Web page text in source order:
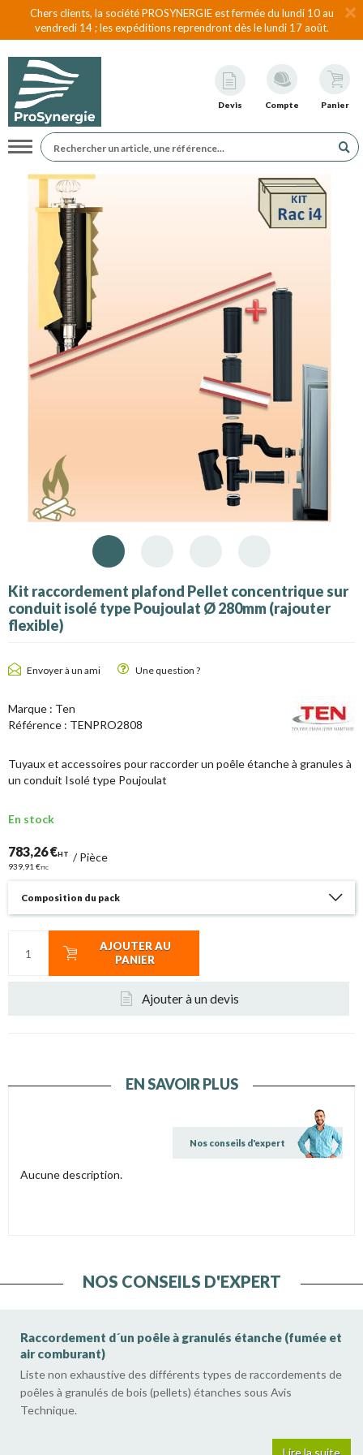
Chers clients, la société PROSYNERGIE est fermée du lundi 10 au
vendredi 14 ; les expéditions reprendront dès le lundi 17 août.
Devis Compte Panier
Navigation
Kit raccordement plafond Pellet concentrique sur
conduit isolé type Poujoulat Ø 280mm (rajouter
flexible)
Envoyer à un ami Une question ?
Marque : Ten
Référence : TENPRO2808
Tuyaux et accessoires pour raccorder un poêle étanche à granules à
un conduit Isolé type Poujoulat
En stock
783,26 €HT
939,91 €TTC
/Pièce
Composition du pack
AJOUTER AU
PANIER
Ajouter à un devis
EN SAVOIR PLUS
Nos conseils d'expert
Aucune description.
NOS CONSEILS D'EXPERT
Raccordement d´un poêle à granulés étanche (fumée et
air comburant)
Liste non exhaustive des différents types de raccordements de
poêles à granulés de bois (pellets) étanches sous Avis
Technique.
Lire la suite